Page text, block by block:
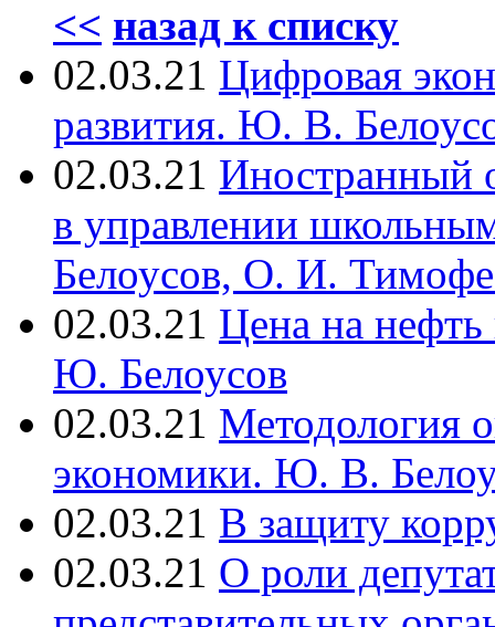
<< назад к списку
02.03.21 Цифровая
развития. Ю. В.
02.03.21 Иностранный
в управлении
Белоусов, О. И.
02.03.21 Цена на нефть
Ю. Белоусов
02.03.21 Методология
экономики. Ю. В.
02.03.21 В защиту
02.03.21 О роли